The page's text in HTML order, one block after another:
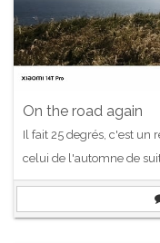
On the road again
Il fait 25 degrés, c'est un
celui de l'automne de